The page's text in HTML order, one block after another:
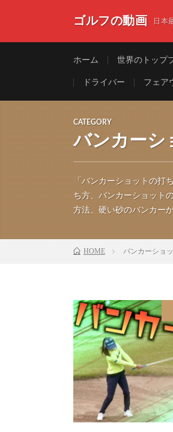
ゴルフの動画 日本
ホーム 世界のトップ
ドライバー フェア
CATEGORY
バンカーシ
「バンカーショットの打
ち方、バンカーショット
方法、硬い砂のバンカー
HOME バンカーショ